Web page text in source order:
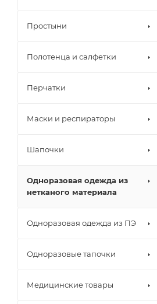
Простыни
Полотенца и салфетки
Перчатки
Маски и респираторы
Шапочки
Одноразовая одежда из
нетканого материала
Одноразовая одежда из ПЭ
Одноразовые тапочки
Медицинские товары